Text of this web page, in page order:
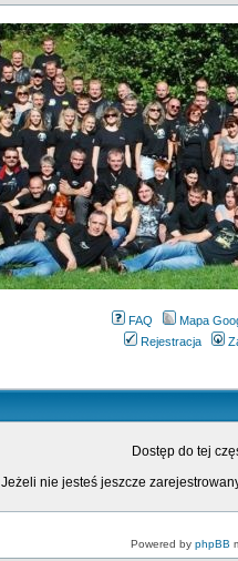
FAQ
Mapa
Rejestracja
Dostęp do tej
Jeżeli nie jesteś jeszcze
Powered by phpBB